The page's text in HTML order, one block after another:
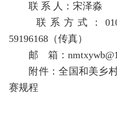
联 系 人： 宋泽淼
联系方式：
59196168（传真）
邮 箱：
附件：全国和美乡
赛规程